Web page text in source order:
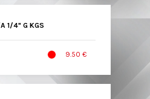
1/4" G KGS
9.50 €